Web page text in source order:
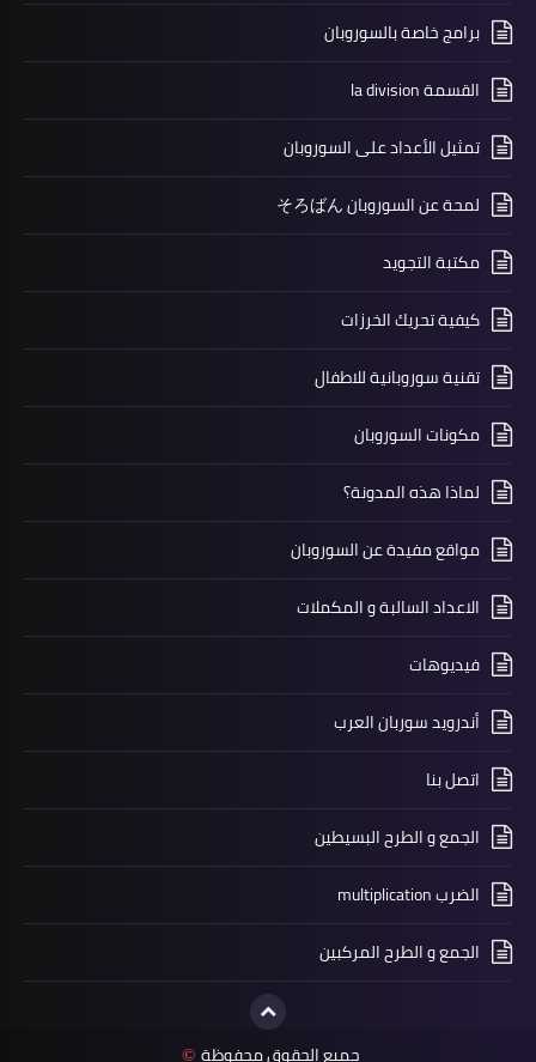
برامج خاصة بالسوروبان
القسمة la division
تمثيل الأعداد على السوروبان
لمحة عن السوروبان そろばん
مكتبة التجويد
كيفية تحريك الخرزات
تقنية سوروبانية للاطفال
مكونات السوروبان
لماذا هذه المدونة؟
مواقع مفيدة عن السوروبان
الاعداد السالبة و المكملات
فيديوهات
أندرويد سوربان العرب
اتصل بنا
الجمع و الطرح البسيطين
الضرب multiplication
الجمع و الطرح المركبين
جميع الحقوق محفوظة ©